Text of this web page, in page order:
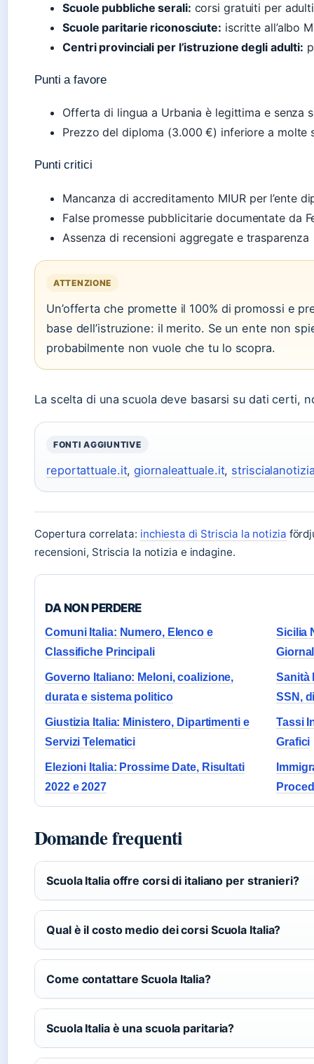
Scuole pubbliche serali: corsi gratuiti per
Scuole paritarie riconosciute: iscritte all’albo
Centri provinciali per l’istruzione degli adulti:
Punti a favore
Offerta di lingua a Urbania è legittima e senza
Prezzo del diploma (3.000 €) inferiore a molte
Punti critici
Mancanza di accreditamento MIUR per l’ente
False promesse pubblicitarie documentate da
Assenza di recensioni aggregate e trasparenza
ATTENZIONE
Un’offerta che promette il 100% di promossi e
base dell’istruzione: il merito. Se un ente non
probabilmente non vuole che tu lo scopra.
La scelta di una scuola deve basarsi su dati certi,
FONTI AGGIUNTIVE
reportattuale.it,giornaleattuale.it,
Copertura correlata: inchiesta di Striscia la notizia
recensioni, Striscia la notizia e indagine.
DA NON PERDERE
Comuni Italia: Numero, Elenco e
Classifiche Principali
Sicilia
Governo Italiano: Meloni, coalizione,
durata e sistema politico
Sanità
SSN,
Giustizia Italia: Ministero, Dipartimenti e
Servizi Telematici
Tassi
Grafici
Elezioni Italia: Prossime Date, Risultati
2022 e 2027
Domande frequenti
Scuola Italia offre corsi di italiano per stranieri?
Qual è il costo medio dei corsi Scuola Italia?
Come contattare Scuola Italia?
Scuola Italia è una scuola paritaria?